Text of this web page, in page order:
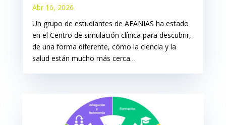
Abr 16, 2026
Un grupo de estudiantes de AFANIAS ha estado
en el Centro de simulación clínica para descubrir,
de una forma diferente, cómo la ciencia y la
salud están mucho más cerca…